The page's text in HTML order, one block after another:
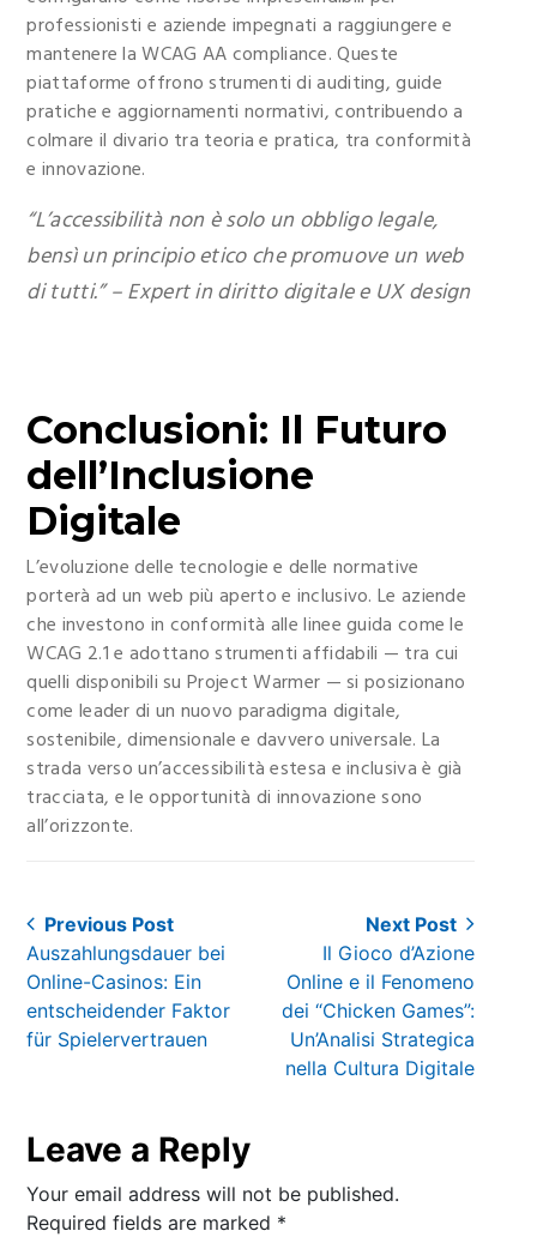
professionisti e aziende impegnati a raggiungere e
mantenere laWCAG AA compliance. Queste
piattaforme offrono strumenti di auditing, guide
pratiche e aggiornamenti normativi, contribuendo a
colmare il divario tra teoria e pratica, tra conformità
e innovazione.
“L’accessibilità non è solo un obbligo legale,
bensì un principio etico che promuove un web
di tutti.” –Expert in diritto digitale e UX design
Conclusioni: Il Futuro
dell’Inclusione
Digitale
L’evoluzione delle tecnologie e delle normative
porterà ad un web più aperto e inclusivo. Le aziende
che investono in conformità alle linee guida come le
WCAG 2.1 e adottano strumenti affidabili — tra cui
quelli disponibili su Project Warmer — si posizionano
come leader di un nuovo paradigma digitale,
sostenibile, dimensionale e davvero universale. La
strada verso un’accessibilità estesa e inclusivaè già
tracciata, e le opportunità di innovazione sono
all’orizzonte.
Post
navigation
Previous Post
Previous
post:
Auszahlungsdauer bei
Online-Casinos: Ein
entscheidender Faktor
für Spielervertrauen
Next Post
Next
post:
Il Gioco d’Azione
Online e il Fenomeno
dei “Chicken Games”:
Un’Analisi Strategica
nella Cultura Digitale
Leave a Reply
Your email address will not be published.
Required fields are marked *